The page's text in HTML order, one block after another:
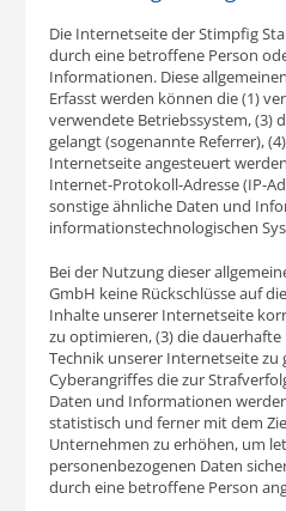
Die Internetseite der Stimpfig
durch eine betroffene Person
Informationen. Diese
Erfasst werden können die (1)
verwendete Betriebssystem, (3)
gelangt (sogenannte Referrer),
Internetseite angesteuert
Internet-Protokoll-Adresse (IP-
sonstige ähnliche Daten und
informationstechnologischen
Bei der Nutzung dieser
GmbH keine Rückschlüsse auf
Inhalte unserer Internetseite
zu optimieren, (3) die
Technik unserer Internetseite zu
Cyberangriffes die zur
Daten und Informationen
statistisch und ferner mit dem
Unternehmen zu erhöhen, um
personenbezogenen Daten
durch eine betroffene Person